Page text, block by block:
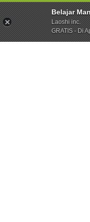
Belajar
Laoshi inc.
GRATIS - Di